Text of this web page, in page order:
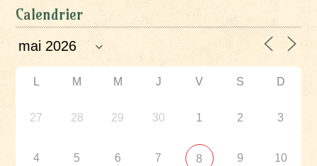
Calendrier
L M M J V S D
27 28 29 30 1 2 3
4 5 6 7 8 9 10